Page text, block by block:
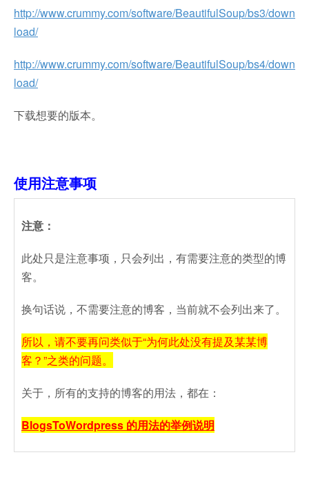
http://www.crummy.com/software/BeautifulSoup/bs3/down
load/
http://www.crummy.com/software/BeautifulSoup/bs4/down
load/
下载想要的版本。
使用注意事项
注意：
此处只是注意事项，只会列出，有需要注意的类型的博
客。
换句话说，不需要注意的博客，当前就不会列出来了。
所以，请不要再问类似于“为何此处没有提及某某博
客？”之类的问题。
关于，所有的支持的博客的用法，都在：
BlogsToWordpress 的用法的举例说明